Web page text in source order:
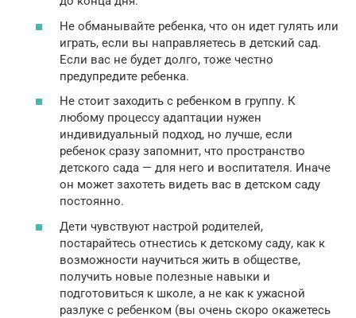
Не обманывайте ребенка, что он идет гулять или
играть, если вы направляетесь в детский сад.
Если вас не будет долго, тоже честно
предупредите ребенка.
Не стоит заходить с ребенком в группу. К
любому процессу адаптации нужен
индивидуальный подход, но лучше, если
ребенок сразу запомнит, что пространство
детского сада — для него и воспитателя. Иначе
он может захотеть видеть вас в детском саду
постоянно.
Дети чувствуют настрой родителей,
постарайтесь отнестись к детскому саду, как к
возможности научиться жить в обществе,
получить новые полезные навыки и
подготовиться к школе, а не как к ужасной
разлуке с ребенком (вы очень скоро окажетесь